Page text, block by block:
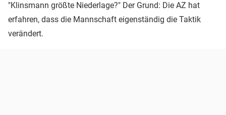
"Klinsmann größte Niederlage?" Der Grund: Die AZ hat
erfahren, dass die Mannschaft eigenständig die Taktik
verändert.